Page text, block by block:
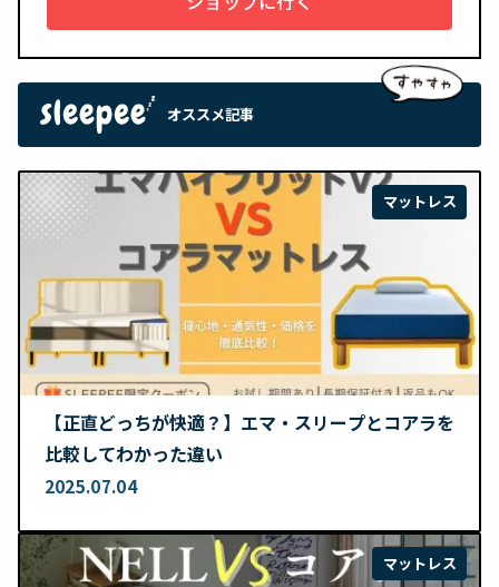
オススメ記事
マットレス
【正直どっちが快適？】エマ・スリープとコアラを
比較してわかった違い
2025.07.04
マットレス